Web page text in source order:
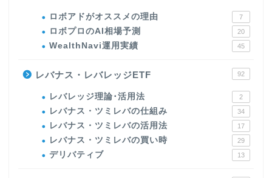
ロボアドがオススメの理由 7
ロボプロのAI相場予測 20
WealthNavi運用実績 45
レバナス・レバレッジETF 92
レバレッジ理論･活用法 2
レバナス・ツミレバの仕組み 34
レバナス・ツミレバの活用法 17
レバナス・ツミレバの買い時 29
デリバティブ 13